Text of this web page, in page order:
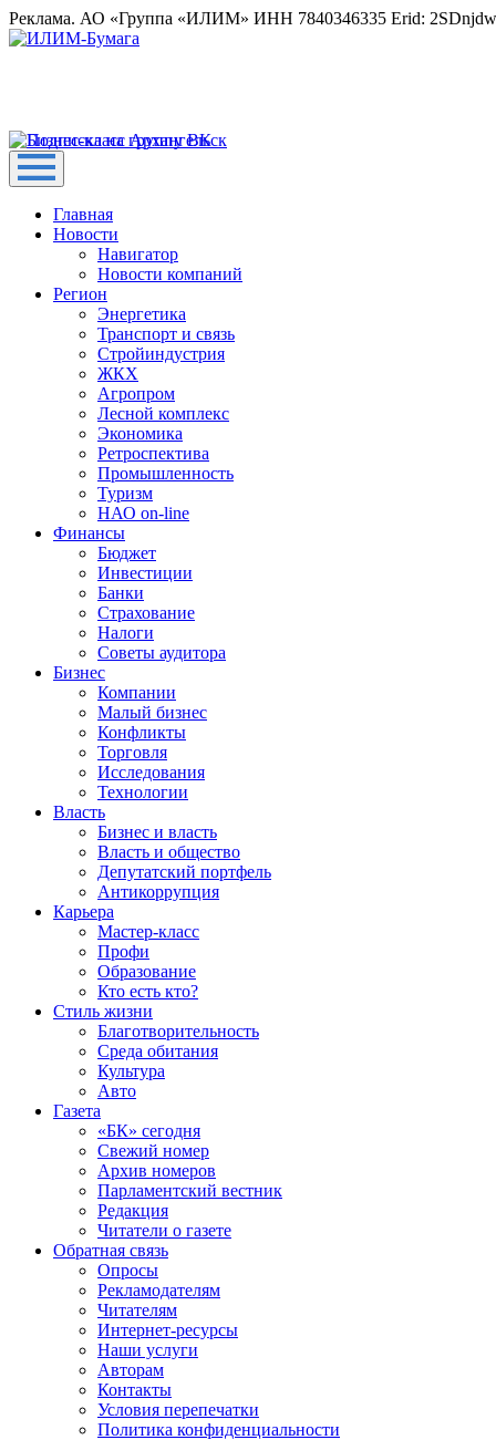
Реклама. АО «Группа «ИЛИМ» ИНН 7840346335 Erid:
Главная
Новости
Навигатор
Новости компаний
Регион
Энергетика
Транспорт и связь
Стройиндустрия
ЖКХ
Агропром
Лесной комплекс
Экономика
Ретроспектива
Промышленность
Туризм
НАО on-line
Финансы
Бюджет
Инвестиции
Банки
Страхование
Налоги
Советы аудитора
Бизнес
Компании
Малый бизнес
Конфликты
Торговля
Исследования
Технологии
Власть
Бизнес и власть
Власть и общество
Депутатский портфель
Антикоррупция
Карьера
Мастер-класс
Профи
Образование
Кто есть кто?
Стиль жизни
Благотворительность
Среда обитания
Культура
Авто
Газета
«БК» сегодня
Свежий номер
Архив номеров
Парламентский вестник
Редакция
Читатели о газете
Обратная связь
Опросы
Рекламодателям
Читателям
Интернет-ресурсы
Наши услуги
Авторам
Контакты
Условия перепечатки
Политика конфиденциальности